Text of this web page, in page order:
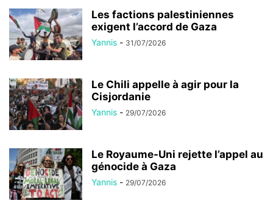
Les factions palestiniennes
exigent l’accord de Gaza
Yannis - 31/07/2026
Le Chili appelle à agir pour la
Cisjordanie
Yannis - 29/07/2026
Le Royaume-Uni rejette l’appel au
génocide à Gaza
Yannis - 29/07/2026